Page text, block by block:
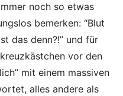
noch so etwas
bemerken: “Blut
das denn?!” und für
vor den
mit einem massiven
alles andere als